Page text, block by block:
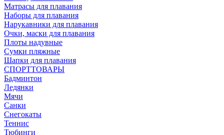
Матрасы для плавания
Наборы для плавания
Нарукавники для плавания
Очки, маски для плавания
Плоты надувные
Сумки пляжные
Шапки для плавания
СПОРТТОВАРЫ
Бадминтон
Ледянки
Мячи
Санки
Снегокаты
Теннис
Тюбинги